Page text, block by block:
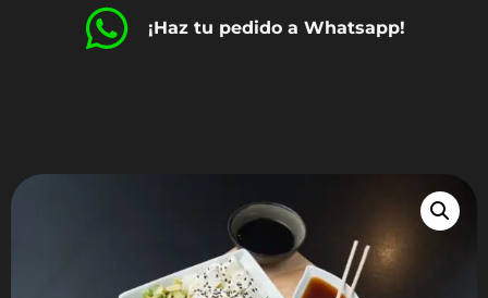
¡Haz tu pedido a Whatsapp!